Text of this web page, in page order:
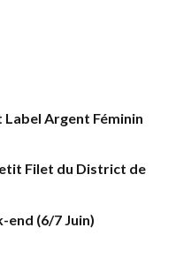
Label Argent Féminin
Filet du District de
(6/7 Juin)